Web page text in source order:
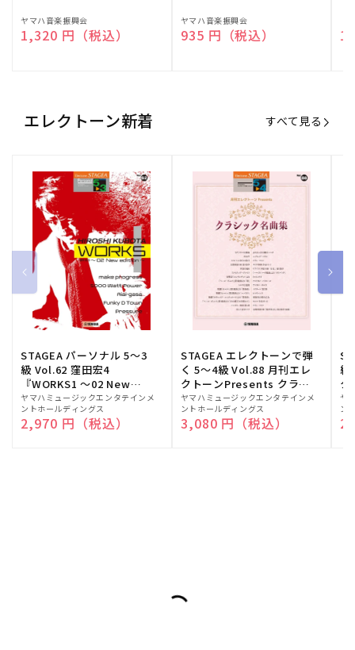
販
売
ヤマハ音楽振興会
通常価格
1,320 円（税込）
販
売
ヤマハ音楽振興会
通常価格
935 円（税込）
売
エレクトーン新着 すべて見る
STAGEA パーソナル 5～3
級 Vol.62 窪田宏4
『WORKS1 ～02 New
edition～』
販
売
元:
ヤマハミュージックエンタテインメ
ントホールディングス
通常価格
2,970 円（税込）
STAGEA エレクトーンで弾
く 5～4級 Vol.88 月刊エレ
クトーンPresents クラシ
ック名曲集
販
売
元:
ヤマハミュージックエンタテインメ
ントホールディングス
通常価格
3,080 円（税込）
級
ク
販
売
元:
ヤ
ン